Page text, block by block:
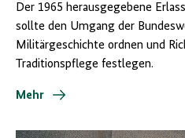
Der 1965 herausgegebene
sollte den Umgang der
Militärgeschichte ordnen und
Traditionspflege festlegen.
Mehr